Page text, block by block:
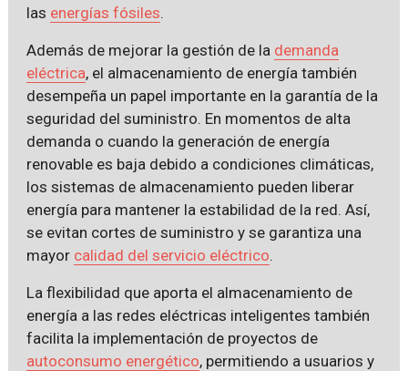
las energías fósiles.
Además de mejorar la gestión de la demanda
eléctrica, el almacenamiento de energía también
desempeña un papel importante en la garantía de la
seguridad del suministro. En momentos de alta
demanda o cuando la generación de energía
renovable es baja debido a condiciones climáticas,
los sistemas de almacenamiento pueden liberar
energía para mantener la estabilidad de la red. Así,
se evitan cortes de suministro y se garantiza una
mayor calidad del servicio eléctrico.
La flexibilidad que aporta el almacenamiento de
energía a las redes eléctricas inteligentes también
facilita la implementación de proyectos de
autoconsumo energético, permitiendo a usuarios y